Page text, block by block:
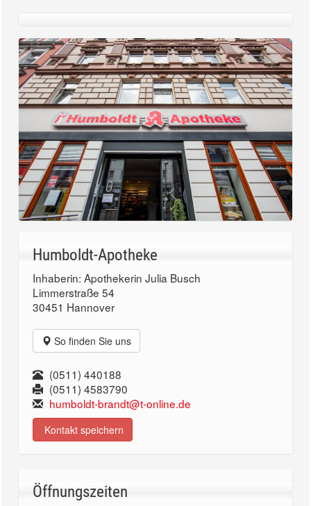
Humboldt-Apotheke
Inhaberin: Apothekerin Julia Busch
Limmerstraße 54
30451 Hannover
So finden Sie uns
(0511) 440188
(0511) 4583790
humboldt-brandt@t-online.de
Kontakt speichern
Öffnungszeiten